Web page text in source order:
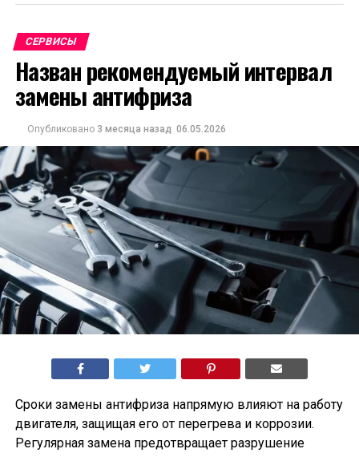
СЕРВИСЫ
Назван рекомендуемый интервал
замены антифриза
Опубликовано 3 месяца назад 06.05.2026
Сроки замены антифриза напрямую влияют на работу
двигателя, защищая его от перегрева и коррозии.
Регулярная замена предотвращает разрушение